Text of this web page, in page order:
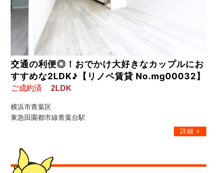
交通の利便◎！おでかけ大好きなカップルにお
すすめな2LDK♪【リノベ賃貸 No.mg00032】
ご成約済 2LDK
横浜市青葉区
東急田園都市線青葉台駅